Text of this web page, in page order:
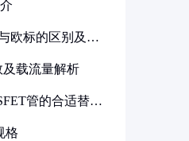
欧标的区别及其
及载流量解析
管的合适替代
格